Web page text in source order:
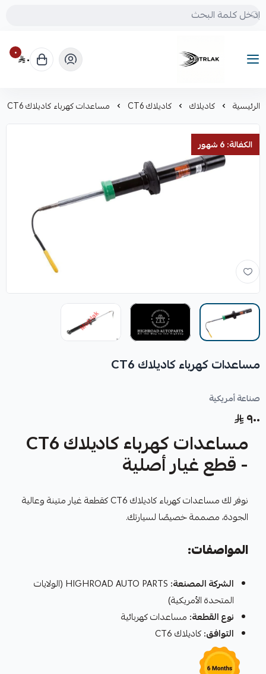
Motrlak
٠ ٠
الرئيسية كاديلاك كاديلاك CT6 مساعدات كهرباء كاديلاك CT6
الكفالة: 6 شهور
مساعدات كهرباء كاديلاك CT6
صناعة أمريكية
٩٠٠
مساعدات كهرباء كاديلاك CT6
- قطع غيار أصلية
نوفر لك مساعدات كهرباء كاديلاك CT6 كقطعة غيار متينة وعالية
الجودة، مصممة خصيصًا لسيارتك.
المواصفات:
الشركة المصنعة:
HIGHROAD AUTO PARTS (الولايات
المتحدة الأمريكية)
نوع القطعة: مساعدات كهربائية
التوافق:كاديلاك CT6